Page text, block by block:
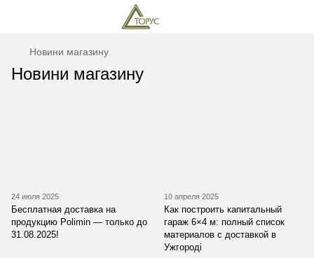
Новини магазину
Новини магазину
24 июля 2025
Бесплатная доставка на
продукцию Polimin — только до
31.08.2025!
10 апреля 2025
Как построить капитальный
гараж 6×4 м: полный список
материалов с доставкой в
Ужгороді